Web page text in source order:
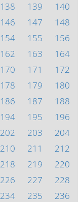
138 139
140
146 147
148
154 155
156
162 163
164
170 171
172
178 179
180
186 187
188
194 195
196
202 203
204
210 211
212
218 219
220
226 227
228
234 235
236